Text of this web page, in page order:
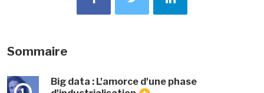
Sommaire
Big data : L'amorce d'une phase